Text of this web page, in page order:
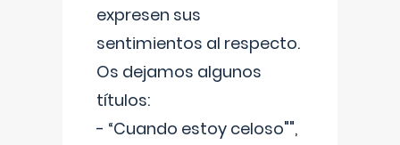
expresen sus
sentimientos al respecto.
Os dejamos algunos
títulos:
- “Cuando estoy celoso"",